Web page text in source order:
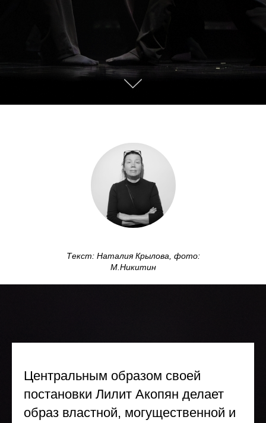
Текст: Наталия Крылова, фото:
М.Никитин
Центральным образом своей
постановки Лилит Акопян делает
образ властной, могущественной и